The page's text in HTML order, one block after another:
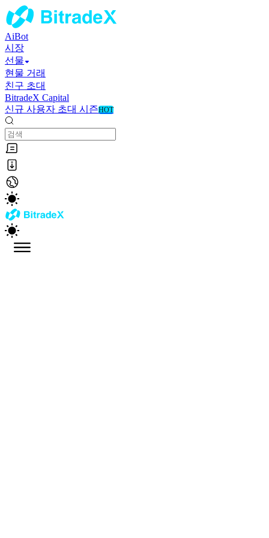
AiBot
시장
선물
현물 거래
친구 초대
BitradeX Capital
신규 사용자 초대 시즌HOT